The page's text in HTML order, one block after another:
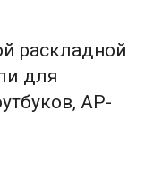
раскладной
для
AP-